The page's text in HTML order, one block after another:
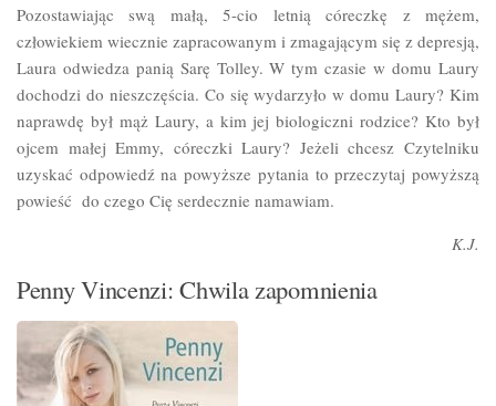
Pozostawiając swą małą, 5-cio letnią córeczkę z mężem,
człowiekiem wiecznie zapracowanym i zmagającym się z depresją,
Laura odwiedza panią Sarę Tolley. W tym czasie w domu Laury
dochodzi do nieszczęścia. Co się wydarzyło w domu Laury? Kim
naprawdę był mąż Laury, a kim jej biologiczni rodzice? Kto był
ojcem małej Emmy, córeczki Laury? Jeżeli chcesz Czytelniku
uzyskać odpowiedź na powyższe pytania to przeczytaj powyższą
powieść do czego Cię serdecznie namawiam.
K.J.
Penny Vincenzi: Chwila zapomnienia